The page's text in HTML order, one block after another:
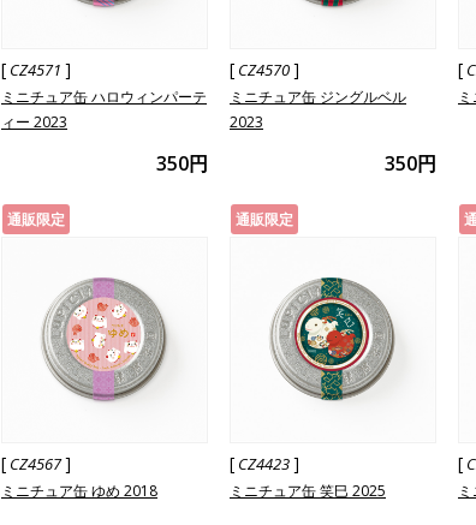
[ CZ4571 ]
ミニチュア缶 ハロウィンパーテ
ィー 2023
350円
[ CZ4570]
ミニチュア缶 ジングルベル
2023
350円
[
通販限定
[ CZ4567]
ミニチュア缶 ゆめ 2018
通販限定
[ CZ4423]
ミニチュア缶 笑巳 2025
[